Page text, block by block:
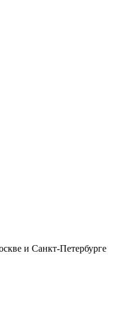
и Санкт-Петербурге